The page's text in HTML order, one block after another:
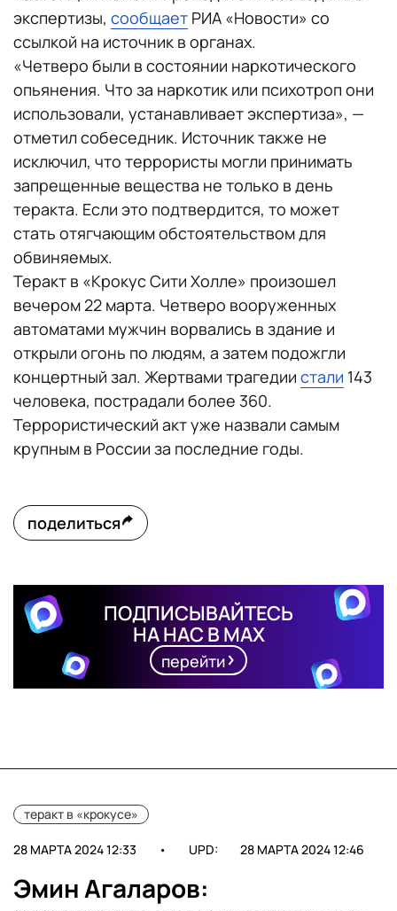
экспертизы, сообщает РИА «Новости» со
ссылкой на источник в органах.
«Четверо были в состоянии наркотического
опьянения. Что за наркотик или психотроп они
использовали, устанавливает экспертиза», —
отметил собеседник. Источник также не
исключил, что террористы могли принимать
запрещенные вещества не только в день
теракта. Если это подтвердится, то может
стать отягчающим обстоятельством для
обвиняемых.
Теракт в «Крокус Сити Холле» произошел
вечером 22 марта. Четверо вооруженных
автоматами мужчин ворвались в здание и
открыли огонь по людям, а затем подожгли
концертный зал. Жертвами трагедии стали 143
человека, пострадали более 360.
Террористический акт уже назвали самым
крупным в России за последние годы.
поделиться
ПОДПИСЫВАЙТЕСЬ
НА НАС В MAX
перейти
теракт в «крокусе»
28 МАРТА 2024 12:33 • UPD: 28 МАРТА 2024 12:46
Эмин Агаларов: